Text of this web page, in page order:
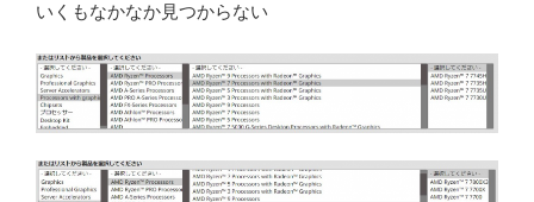
いくもなかなか見つからない